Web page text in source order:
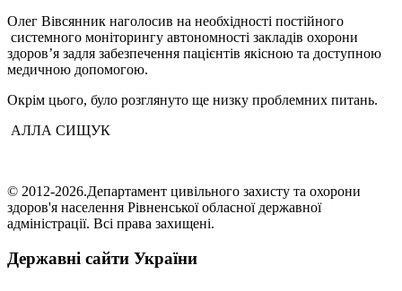
Олег Вівсянник наголосив на необхідності постійного
системного моніторингу автономності закладів охорони
здоров’я задля забезпечення пацієнтів якісною та доступною
медичною допомогою.
Окрім цього, було розглянуто ще низку проблемних питань.
АЛЛА СИЩУК
© 2012-2026.Департамент цивільного захисту та охорони
здоров'я населення Рівненської обласної державної
адміністрації. Всі права захищені.
Державні сайти України